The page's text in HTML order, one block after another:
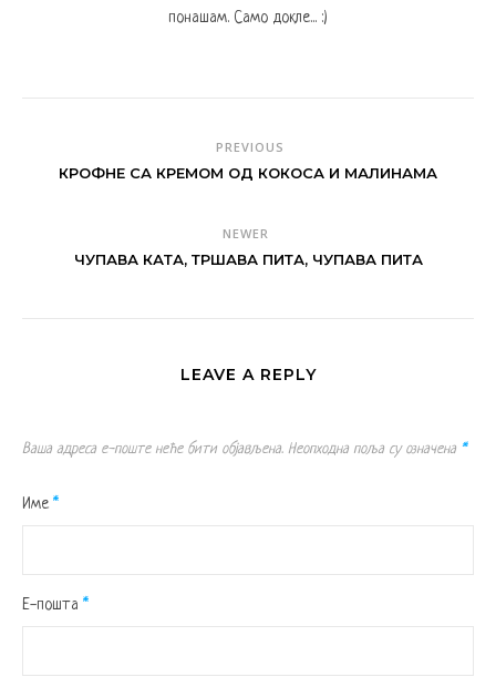
понашам. Само докле... :)
PREVIOUS
КРОФНЕ СА КРЕМОМ ОД КОКОСА И МАЛИНАМА
NEWER
ЧУПАВА КАТА, ТРШАВА ПИТА, ЧУПАВА ПИТА
LEAVE A REPLY
Ваша адреса е-поште неће бити објављена. Неопходна поља су означена *
Име *
Е-пошта *